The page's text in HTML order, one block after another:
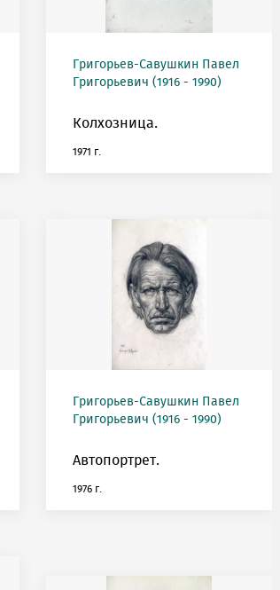
Григорьев-Савушкин Павел
Григорьевич (1916 - 1990)
Колхозница.
1971 г.
Григорьев-Савушкин Павел
Григорьевич (1916 - 1990)
Автопортрет.
1976 г.